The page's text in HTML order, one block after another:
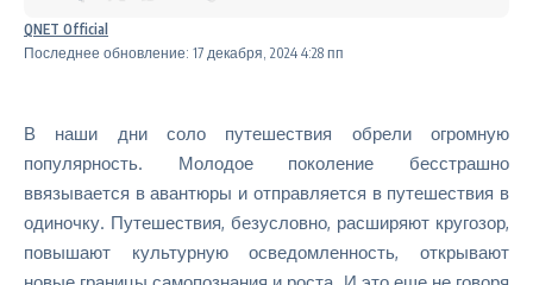
Последнее обновление: 17 декабря, 2024 4:28 пп
QNET Official
В наши дни соло путешествия обрели огромную
популярность. Молодое поколение бесстрашно
ввязывается в авантюры и отправляется в путешествия в
одиночку. Путешествия, безусловно, расширяют кругозор,
повышают культурную осведомленность, открывают